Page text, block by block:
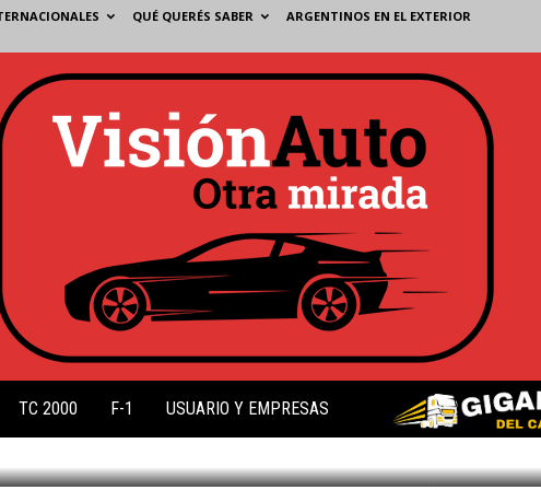
QUÉ QUERÉS SABER ARGENTINOS EN EL EXTERIOR
TC 2000 F-1 USUARIO Y EMPRESAS
RAIKKONEN?